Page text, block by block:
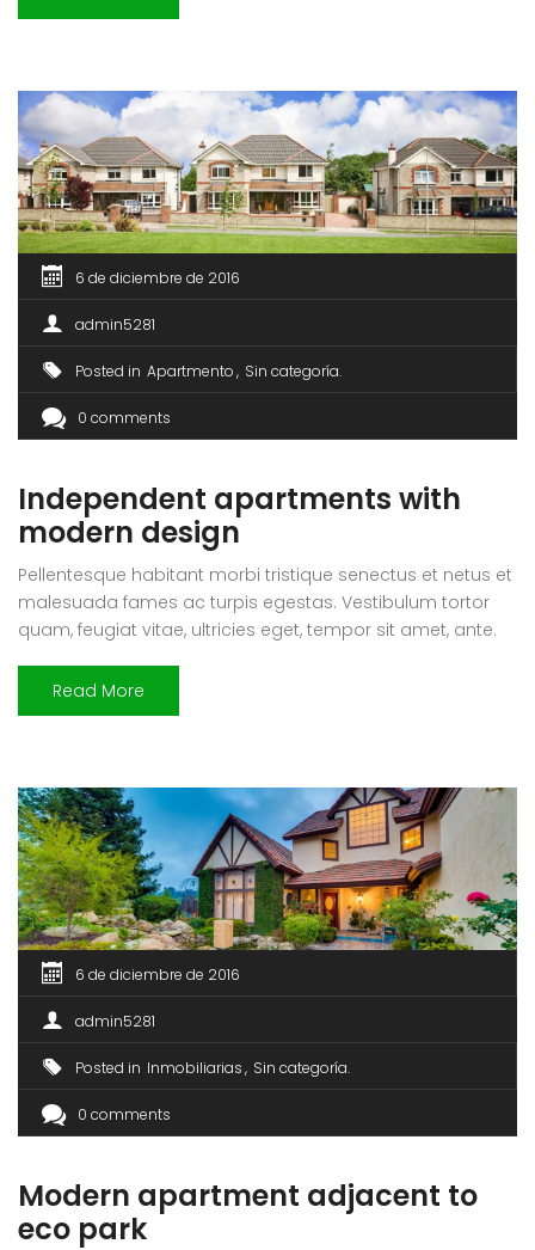
sit amet est et sapien ullamcorper pharetra. Vestibulum
6 de diciembre de 2016
admin5281
Posted in Apartmento Sin categoría
0 comments
Independent apartments with
modern design
Pellentesque habitant morbi tristique senectus et netus et
malesuada fames ac turpis egestas. Vestibulum tortor
quam, feugiat vitae, ultricies eget, tempor sit amet, ante.
ultricies mi vitae est. Mauris placerat eleifend leo. Quisque
sit amet est et sapien ullamcorper pharetra. Vestibulum
Read More
6 de diciembre de 2016
admin5281
Posted in Inmobiliarias Sin categoría
0 comments
Modern apartment adjacent to
eco park